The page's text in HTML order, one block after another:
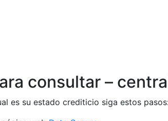
consultar –
es su estado crediticio siga estos